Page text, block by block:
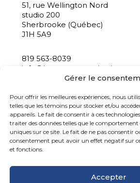
Gérer le
Pour offrir les meilleures expériences, nous
telles que les témoins pour stocker et/ou
appareils. Le fait de consentir à ces
traiter des données telles que le
uniques sur ce site. Le fait de ne pas consentir
consentement peut avoir un effet négatif sur
et fonctions.
Accepter
51, rue Wellington Nord
studio 200
Sherbrooke (Québec)
J1H 5A9
819 563-8039
info@bastacommunication.ca